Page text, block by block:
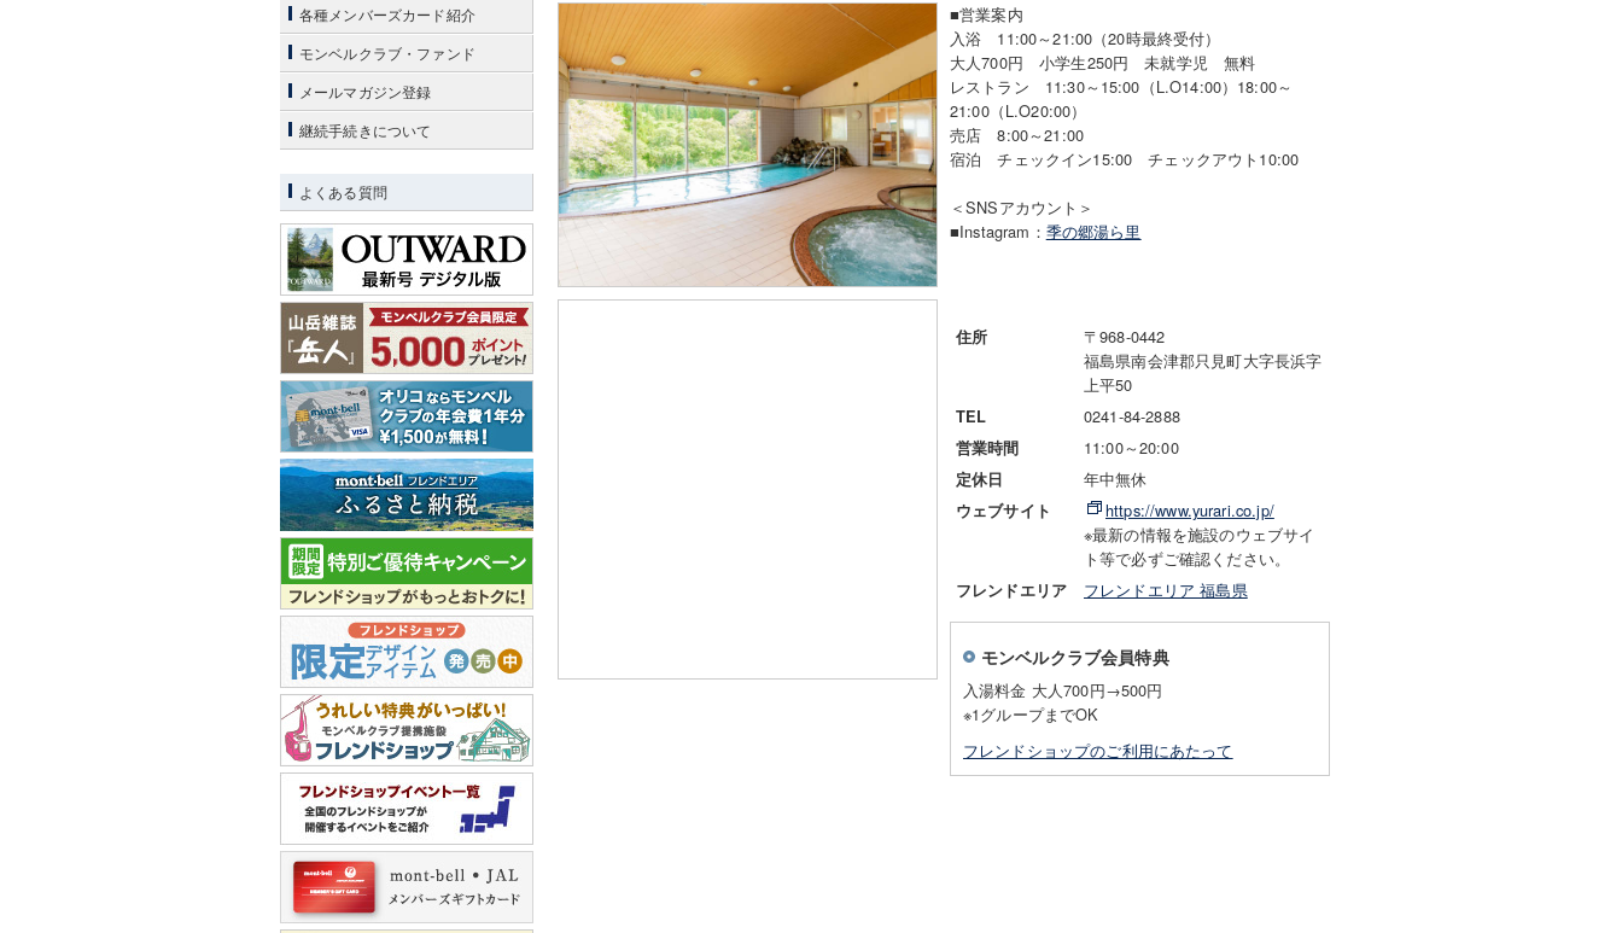
■営業案内
入浴 11:00～21:00（20時最終受付）
大人700円 小学生250円 未就学児 無料
レストラン 11:30～15:00（L.O14:00）18:00～
21:00（L.O20:00）
売店 8:00～21:00
宿泊 チェックイン15:00 チェックアウト10:00
＜SNSアカウント＞
■Instagram： 季の郷湯ら里
住所
〒968-0442
福島県南会津郡只見町大字長浜字
上平50
TEL 0241-84-2888
営業時間 11:00～20:00
定休日 年中無休
ウェブサイト
https://www.yurari.co.jp/
※最新の情報を施設のウェブサイ
ト等で必ずご確認ください。
フレンドエリア フレンドエリア 福島県
モンベルクラブ会員特典
入湯料金 大人700円→500円
※1グループまでOK
フレンドショップのご利用にあたって
各種メンバーズカード紹介
モンベルクラブ・ファンド
メールマガジン登録
継続手続きについて
よくある質問